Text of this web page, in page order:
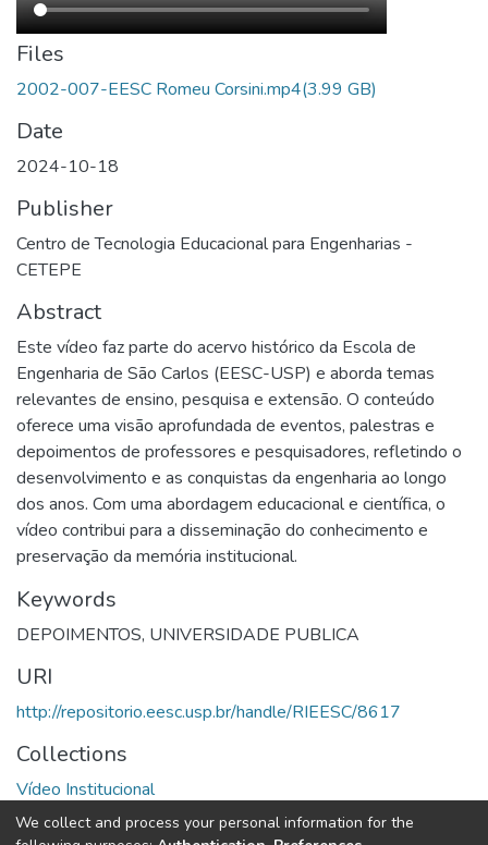
Files
2002-007-EESC Romeu Corsini.mp4(3.99 GB)
Date
2024-10-18
Publisher
Centro de Tecnologia Educacional para Engenharias -
CETEPE
Abstract
Este vídeo faz parte do acervo histórico da Escola de
Engenharia de São Carlos (EESC-USP) e aborda temas
relevantes de ensino, pesquisa e extensão. O conteúdo
oferece uma visão aprofundada de eventos, palestras e
depoimentos de professores e pesquisadores, refletindo o
desenvolvimento e as conquistas da engenharia ao longo
dos anos. Com uma abordagem educacional e científica, o
vídeo contribui para a disseminação do conhecimento e
preservação da memória institucional.
Keywords
DEPOIMENTOS, UNIVERSIDADE PUBLICA
URI
http://repositorio.eesc.usp.br/handle/RIEESC/8617
Collections
Vídeo Institucional
Full item page
We collect and process your personal information for the